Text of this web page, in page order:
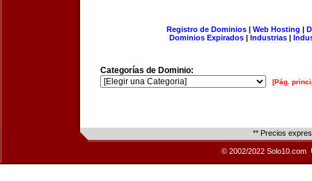
Registro de Dominios| Web Hosting |
Dominios Expirados | Industrias |
Categorías de Dominio:
[Pág.
** Precios
© 2002/2022 Solo10.com